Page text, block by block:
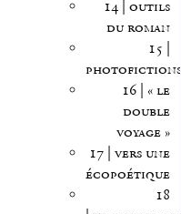
14 | outils
du roman
15 |
photofictions
16 | « le
double
voyage »
17 | vers une
écopoétique
18